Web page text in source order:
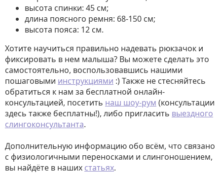
высота спинки: 45 см;
длина поясного ремня: 68-150 см;
высота пояса: 12 см.
Хотите научиться правильно надевать рюкзачок и
фиксировать в нем малыша? Вы можете сделать это
самостоятельно, воспользовавшись нашими
пошаговыми инструкциями :) Также не стесняйтесь
обратиться к нам за бесплатной онлайн-
консультацией, посетить наш шоу-рум (консультации
здесь также бесплатны!), либо пригласить выездного
слингоконсультанта.
Дополнительную информацию обо всём, что связано
с физиологичными переносками и слингоношением,
вы найдёте в наших статьях.